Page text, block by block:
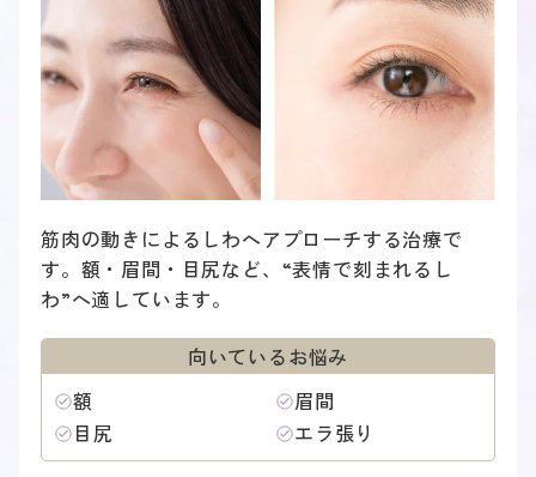
筋肉の動きによるしわへアプローチする治療で
す。額・眉間・目尻など、“表情で刻まれるし
わ”へ適しています。
向いているお悩み
額
眉間
目尻
エラ張り
HIFU治療